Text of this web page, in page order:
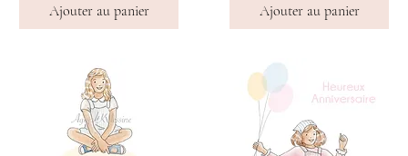
Ajouter au panier Ajouter au panier